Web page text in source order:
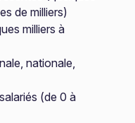
de milliers)
milliers à
nationale,
(de 0 à